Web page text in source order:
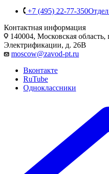
+7 (495) 22-77-350
Контактная информация
140004, Московская
Электрификации, д. 26В
moscow@zavod-pt.ru
Вконтакте
RuTube
Одноклассники